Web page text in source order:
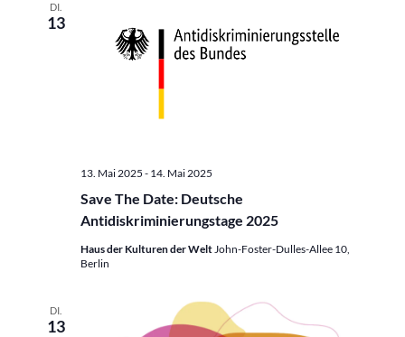
DI.
13
Save The Date: Deutsche
Antidiskriminierungstage 2025
13. Mai 2025 - 14. Mai 2025
Haus der Kulturen der Welt John-Foster-Dulles-Allee 10,
Berlin
DI.
13